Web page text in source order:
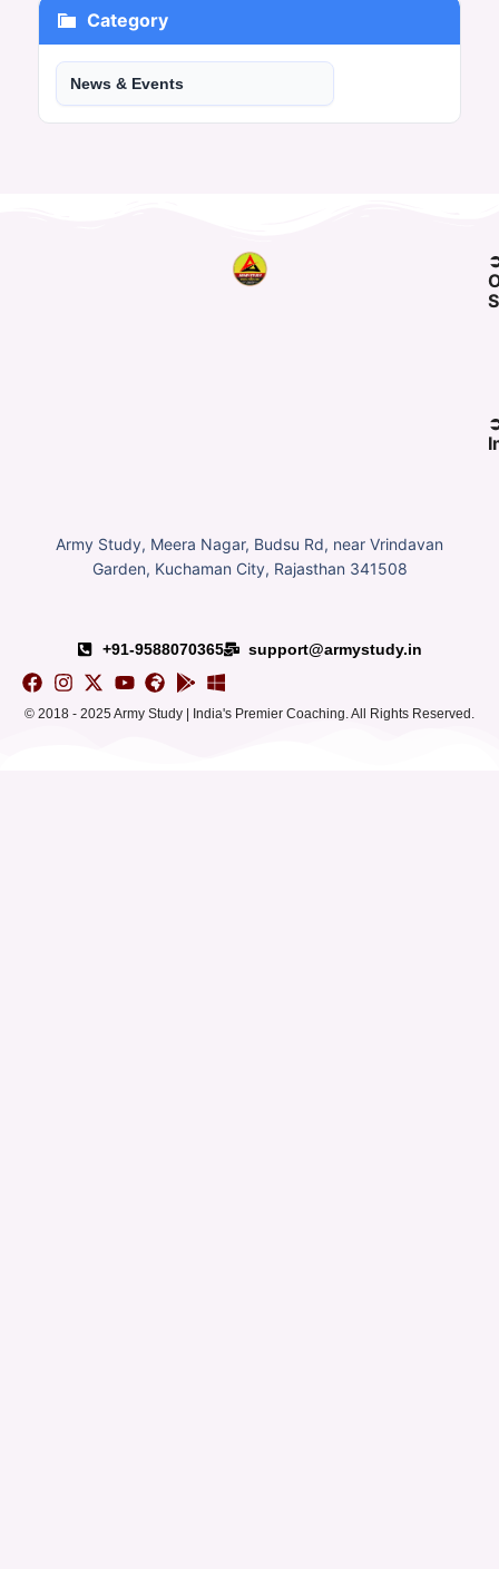
Category
News & Events
Army Study, Meera Nagar, Budsu Rd, near Vrindavan
Garden, Kuchaman City, Rajasthan 341508
+91-9588070365 support@armystudy.in
© 2018 - 2025 Army Study | India's Premier Coaching. All Rights Reserved.